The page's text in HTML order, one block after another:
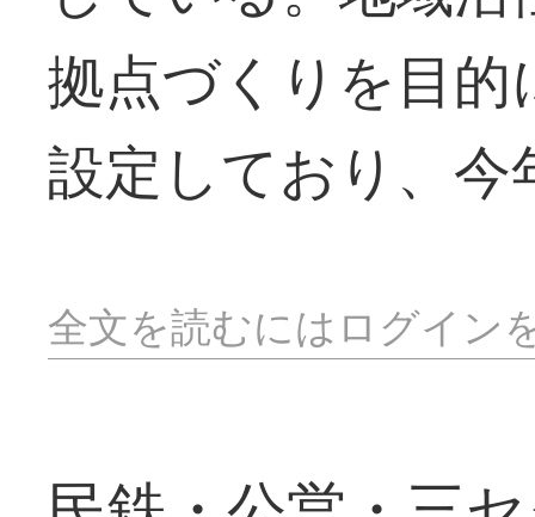
拠点づくりを目
設定しており、今
全文を読むにはログイン